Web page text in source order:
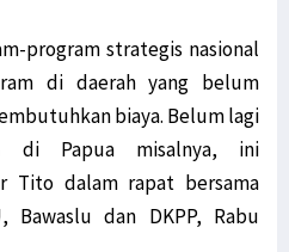
program strategis nasional
di daerah yang belum
biaya. Belum lagi
di Papua misalnya, ini
Tito dalam rapat bersama
Bawaslu dan DKPP, Rabu